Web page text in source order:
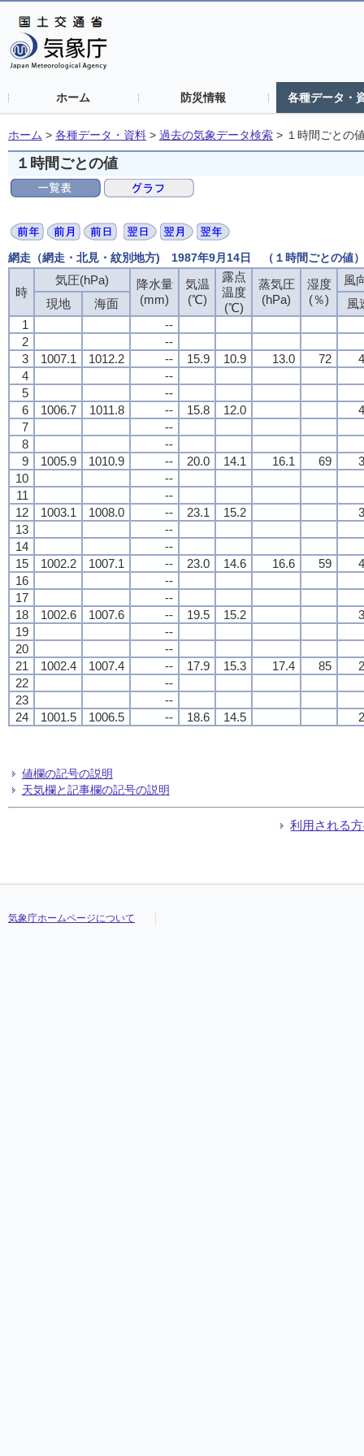
ホーム 防災情報 各種データ・
ホーム > 各種データ・資料 > 過去の気象データ検索 > １時間ごとの
１時間ごとの値
網走（網走・北見・紋別地方) 1987年9月14日 （１時間ごとの値）
時
気圧(hPa)
降水量
(mm)
気温
(℃)
露点
温度
(℃)
蒸気圧
(hPa)
湿度
(％)
風
現地
海面
風
1
--
2
--
3
1007.1 1012.2 -- 15.9 10.9 13.0 72
4
--
5
--
6
1006.7 1011.8 -- 15.8 12.0
7
--
8
--
9
1005.9 1010.9 -- 20.0 14.1 16.1 69
10
--
11
--
12
1003.1 1008.0 -- 23.1 15.2
13
--
14
--
15
1002.2 1007.1 -- 23.0 14.6 16.6 59
16
--
17
--
18
1002.6 1007.6 -- 19.5 15.2
19
--
20
--
21
1002.4 1007.4 -- 17.9 15.3 17.4 85
22
--
23
--
24
1001.5 1006.5 -- 18.6 14.5
値欄の記号の説明
天気欄と記事欄の記号の説明
利用される
気象庁ホームページについて